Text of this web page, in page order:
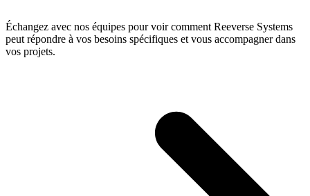
Échangez avec nos équipes pour voir comment Reeverse Systems
peut répondre à vos besoins spécifiques et vous accompagner dans
vos projets.